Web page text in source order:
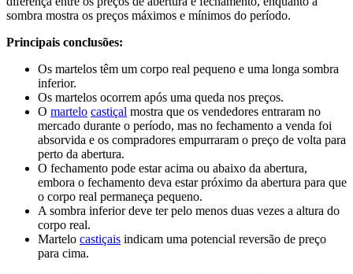
sombra mostra os preços máximos e mínimos do período.
Principais conclusões:
Os martelos têm um corpo real pequeno e uma longa sombra
inferior.
Os martelos ocorrem após uma queda nos preços.
O martelo castiçal mostra que os vendedores entraram no
mercado durante o período, mas no fechamento a venda foi
absorvida e os compradores empurraram o preço de volta para
perto da abertura.
O fechamento pode estar acima ou abaixo da abertura,
embora o fechamento deva estar próximo da abertura para que
o corpo real permaneça pequeno.
A sombra inferior deve ter pelo menos duas vezes a altura do
corpo real.
Martelo castiçais indicam uma potencial reversão de preço
para cima.